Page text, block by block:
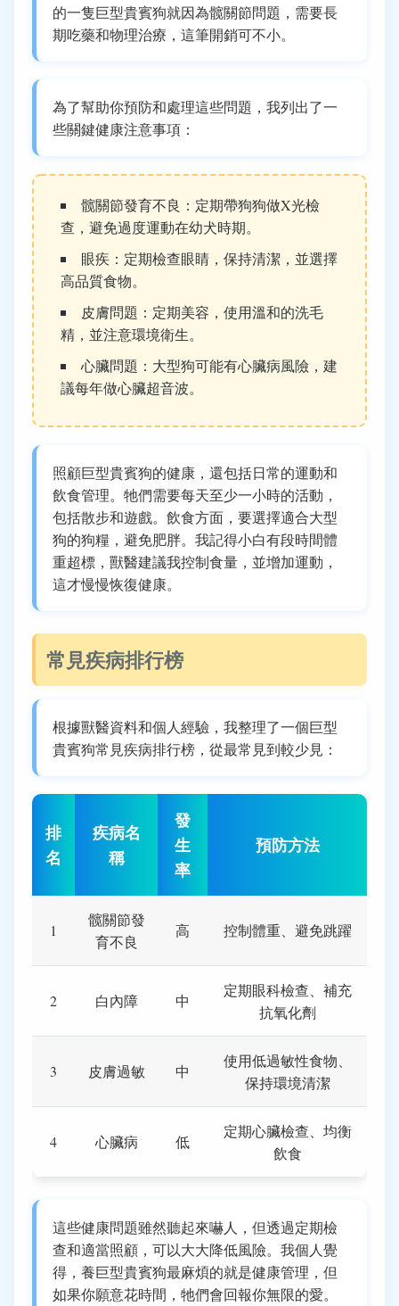
的一隻巨型貴賓狗就因為髋關節問題，需要長
期吃藥和物理治療，這筆開銷可不小。
為了幫助你預防和處理這些問題，我列出了一
些關鍵健康注意事項：
髋關節發育不良：定期帶狗狗做X光檢
查，避免過度運動在幼犬時期。
眼疾：定期檢查眼睛，保持清潔，並選擇
高品質食物。
皮膚問題：定期美容，使用溫和的洗毛
精，並注意環境衛生。
心臟問題：大型狗可能有心臟病風險，建
議每年做心臟超音波。
照顧巨型貴賓狗的健康，還包括日常的運動和
飲食管理。牠們需要每天至少一小時的活動，
包括散步和遊戲。飲食方面，要選擇適合大型
狗的狗糧，避免肥胖。我記得小白有段時間體
重超標，獸醫建議我控制食量，並增加運動，
這才慢慢恢復健康。
常見疾病排行榜
根據獸醫資料和個人經驗，我整理了一個巨型
貴賓狗常見疾病排行榜，從最常見到較少見：
排
名
疾病名
稱
發
生
率
預防方法
1
髋關節發
育不良
高 控制體重、避免跳躍
2 白內障 中
定期眼科檢查、補充
抗氧化劑
3 皮膚過敏 中
使用低過敏性食物、
保持環境清潔
4 心臟病 低
定期心臟檢查、均衡
飲食
這些健康問題雖然聽起來嚇人，但透過定期檢
查和適當照顧，可以大大降低風險。我個人覺
得，養巨型貴賓狗最麻煩的就是健康管理，但
如果你願意花時間，牠們會回報你無限的愛。